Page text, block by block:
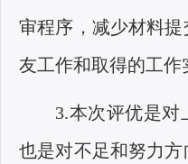
审程序，减少材料
友工作和取得的工作
3.本次评优是对
也是对不足和努力